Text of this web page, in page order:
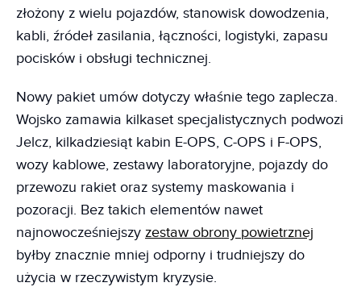
złożony z wielu pojazdów, stanowisk dowodzenia,
kabli, źródeł zasilania, łączności, logistyki, zapasu
pocisków i obsługi technicznej.
Nowy pakiet umów dotyczy właśnie tego zaplecza.
Wojsko zamawia kilkaset specjalistycznych podwozi
Jelcz, kilkadziesiąt kabin E-OPS, C-OPS i F-OPS,
wozy kablowe, zestawy laboratoryjne, pojazdy do
przewozu rakiet oraz systemy maskowania i
pozoracji. Bez takich elementów nawet
najnowocześniejszy zestaw obrony powietrznej
byłby znacznie mniej odporny i trudniejszy do
użycia w rzeczywistym kryzysie.